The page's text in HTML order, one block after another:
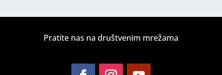
Pratite nas na društvenim mrežama